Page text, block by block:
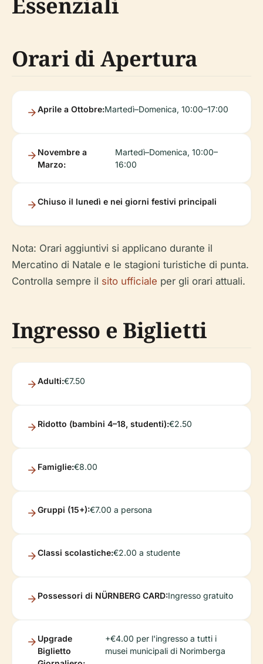
Orari di Apertura
Aprile a Ottobre:Martedì–Domenica, 10:00–17:00
Novembre a
Marzo:
Martedì–Domenica, 10:00–
16:00
Chiuso il lunedì e nei giorni festivi principali
Nota: Orari aggiuntivi si applicano durante il
Mercatino di Natale e le stagioni turistiche di punta.
Controlla sempre il sito ufficiale per gli orari attuali.
Ingresso e Biglietti
Adulti:€7.50
Ridotto (bambini 4–18, studenti):€2.50
Famiglie:€8.00
Gruppi (15+):€7.00 a persona
Classi scolastiche:€2.00 a studente
Possessori di NÜRNBERG CARD:Ingresso gratuito
Upgrade
Biglietto
+€4.00 per l'ingresso a tutti i
musei municipali di Norimberga